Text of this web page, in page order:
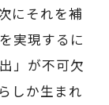
にそれを補
実現するに
」が不可欠
しか生まれ